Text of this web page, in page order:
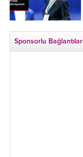
Sponsorlu Bağlantılar